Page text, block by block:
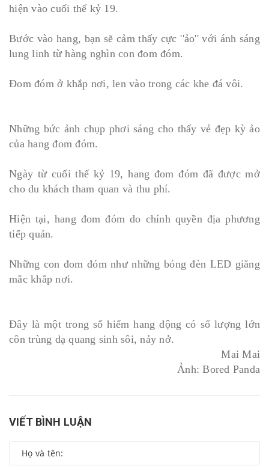
hiện vào cuối thế kỷ 19.
Bước vào hang, bạn sẽ cảm thấy cực ''ảo'' với ánh sáng
lung linh từ hàng nghìn con đom đóm.
Đom đóm ở khắp nơi, len vào trong các khe đá vôi.
Những bức ảnh chụp phơi sáng cho thấy vẻ đẹp kỳ ảo
của hang đom đóm.
Ngày từ cuối thế kỷ 19, hang đom đóm đã được mở
cho du khách tham quan và thu phí.
Hiện tại, hang đom đóm do chính quyền địa phương
tiếp quản.
Những con đom đóm như những bóng đèn LED giăng
mắc khắp nơi.
Đây là một trong số hiếm hang động có số lượng lớn
côn trùng dạ quang sinh sôi, nảy nở.
Mai Mai
Ảnh: Bored Panda
VIẾT BÌNH LUẬN